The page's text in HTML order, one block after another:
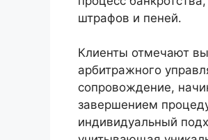
штрафов и пеней.
Клиенты отмечают
арбитражного
сопровождение,
завершением
индивидуальный